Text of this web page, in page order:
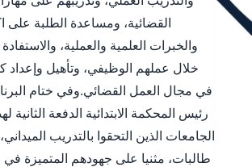
القضائية، ومساعدة الطلبة على
والخبرات العلمية والعملية،
خلال عملهم الوظيفي، وتأهيل وإعداد
في مجال العمل القضائي.وفي ختام
رئيس المحكمة الابتدائية الدفعة الثانية
طالبات، مثنيا على جهودهم المتميزة في